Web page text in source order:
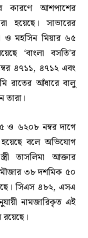
কারণে আশপাশের
হয়েছে। সাভারের
ও মহসিন মিয়ার ৬৫
‘বাংলা বসতি’র
৪৭১১, ৪৭১২ এবং
রাতের আঁধারে বালু
তারা।
৬২০৮ নম্বর দাগে
বলে অভিযোগ
তাসলিমা আক্তার
মৌজার ৩৮ দশমিক ৫০
সিএস ৪৮২, এসএ
নামজারিকৃত এই